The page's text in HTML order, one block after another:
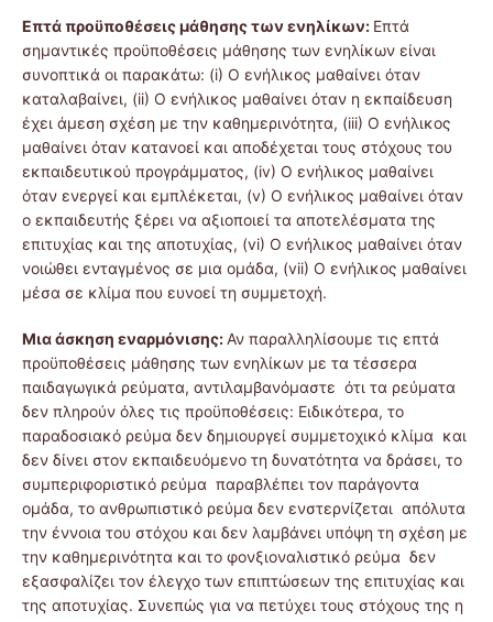
Επτά προϋποθέσεις μάθησης των ενηλίκων: Επτά
σημαντικές προϋποθέσεις μάθησης των ενηλίκων είναι
συνοπτικά οι παρακάτω: (i) Ο ενήλικος μαθαίνει όταν
καταλαβαίνει, (ii) Ο ενήλικος μαθαίνει όταν η εκπαίδευση
έχει άμεση σχέση με την καθημερινότητα, (iii) Ο ενήλικος
μαθαίνει όταν κατανοεί και αποδέχεται τους στόχους του
εκπαιδευτικού προγράμματος, (iv) Ο ενήλικος μαθαίνει
όταν ενεργεί και εμπλέκεται, (v) Ο ενήλικος μαθαίνει όταν
ο εκπαιδευτής ξέρει να αξιοποιεί τα αποτελέσματα της
επιτυχίας και της αποτυχίας, (vi) Ο ενήλικος μαθαίνει όταν
νοιώθει ενταγμένος σε μια ομάδα, (vii) Ο ενήλικος μαθαίνει
μέσα σε κλίμα που ευνοεί τη συμμετοχή.
Μια άσκηση εναρμόνισης:Αν παραλληλίσουμε τις επτά
προϋποθέσεις μάθησης των ενηλίκων με τα τέσσερα
παιδαγωγικά ρεύματα, αντιλαμβανόμαστε ότι τα ρεύματα
δεν πληρούν όλες τις προϋποθέσεις: Ειδικότερα, το
παραδοσιακό ρεύμα δεν δημιουργεί συμμετοχικό κλίμα και
δεν δίνει στον εκπαιδευόμενο τη δυνατότητα να δράσει, το
συμπεριφοριστικό ρεύμα παραβλέπει τον παράγοντα
ομάδα, το ανθρωπιστικό ρεύμα δεν ενστερνίζεται απόλυτα
την έννοια του στόχου και δεν λαμβάνει υπόψη τη σχέση με
την καθημερινότητα και το φονξιοναλιστικό ρεύμα δεν
εξασφαλίζει τον έλεγχο των επιπτώσεων της επιτυχίας και
της αποτυχίας. Συνεπώς για να πετύχει τους στόχους της η